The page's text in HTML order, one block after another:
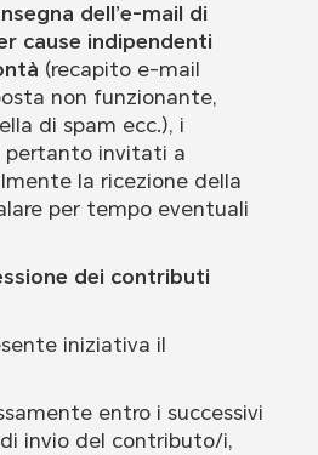
dell’e-mail di
cause indipendenti
(recapito e-mail
non funzionante,
di spam ecc.), i
pertanto invitati a
la ricezione della
per tempo eventuali
dei contributi
iniziativa il
entro i successivi
invio del contributo/i,